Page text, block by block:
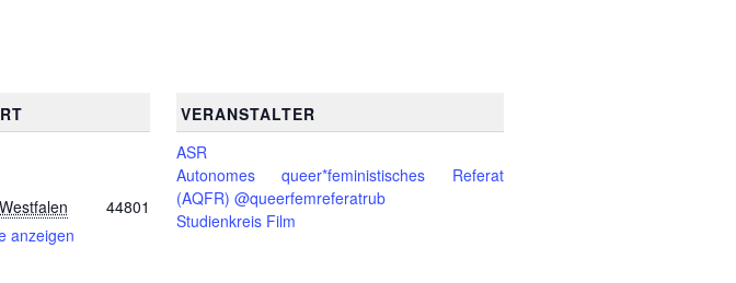
44801
anzeigen
VERANSTALTER
ASR
Autonomes queer*feministisches Referat
(AQFR) @queerfemreferatrub
Studienkreis Film